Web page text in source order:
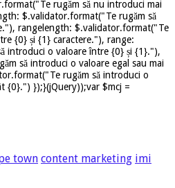
rugăm să nu introduci mai
$.validator.format("Te rugăm să
rangelength: $.validator.format("Te
{0} și {1} caractere."), range:
introduci o valoare între {0} și {1}."),
să introduci o valoare egal sau mai
rugăm să introduci o
{0}.") });}(jQuery));var $mcj =
town content marketing imi